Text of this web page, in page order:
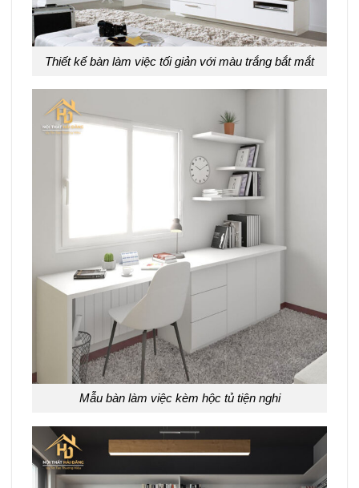
Thiết kế bàn làm việc tối giản với màu trắng bắt mắt
Mẫu bàn làm việc kèm hộc tủ tiện nghi